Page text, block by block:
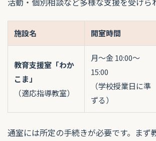
施設名 開室時間
教育支援室「わか
こま」
（適応指導教室）
月〜金 10:00〜
15:00
（学校授業日に準
ずる）
通室には所定の手続きが必要です。まず